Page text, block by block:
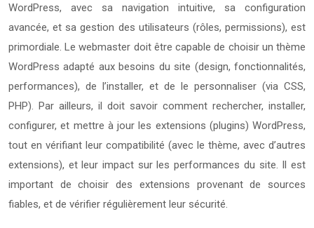
WordPress, avec sa navigation intuitive, sa configuration
avancée, et sa gestion des utilisateurs (rôles, permissions), est
primordiale. Le webmaster doit être capable de choisir un thème
WordPress adapté aux besoins du site (design, fonctionnalités,
performances), de l’installer, et de le personnaliser (via CSS,
PHP). Par ailleurs, il doit savoir comment rechercher, installer,
configurer, et mettre à jour les extensions (plugins) WordPress,
tout en vérifiant leur compatibilité (avec le thème, avec d’autres
extensions), et leur impact sur les performances du site. Il est
important de choisir des extensions provenant de sources
fiables, et de vérifier régulièrement leur sécurité.